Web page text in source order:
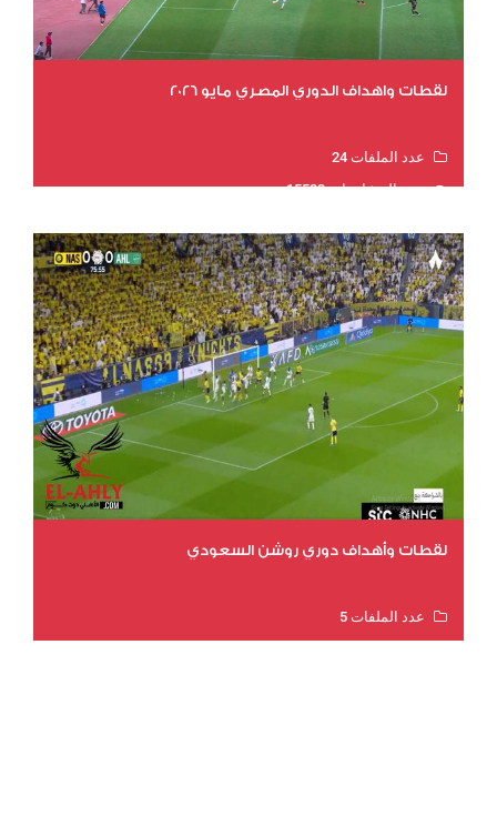
لقطات واهداف الدوري المصري مايو 2026
عدد الملفات 24
عدد المشاهدات 15523
لقطات وأهداف دوري روشن السعودي
عدد الملفات 5